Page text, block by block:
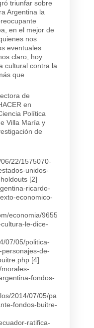
triunfar sobre
Argentina la
en el mejor de
nos
eventuales
claro, hoy
cultural contra la
que
de
en
Política
Villa María y
de
22/1575070-
unidos-
[2]
ricardo-
economico-
economia/96553-
le-dice-
07/05/politica-
de-
[4]
fondos-
2014/07/05/parlatino-
fondos-buitre-
ratifica-